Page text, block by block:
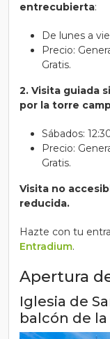
entrecubierta:
De lunes a
Precio:
Gratis.
2. Visita guiada
por la torre
Sábados:
Precio:
Gratis.
Visita no
reducida.
Hazte con tu
Entradium.
Apertura
Iglesia de
balcón de